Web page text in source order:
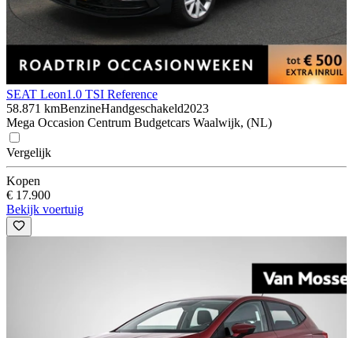
SEAT Leon1.0 TSI Reference
58.871 kmBenzineHandgeschakeld2023
Mega Occasion Centrum Budgetcars Waalwijk, (NL)
Vergelijk
Kopen
€ 17.900
Bekijk voertuig